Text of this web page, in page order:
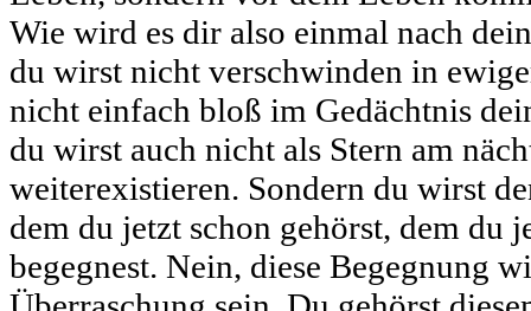
Wie wird es dir also einmal nach
du wirst nicht verschwinden in
nicht einfach bloß im Gedächtnis
du wirst auch nicht als Stern am
weiterexistieren. Sondern du wirst
dem du jetzt schon gehörst, dem du
begegnest. Nein, diese Begegnung